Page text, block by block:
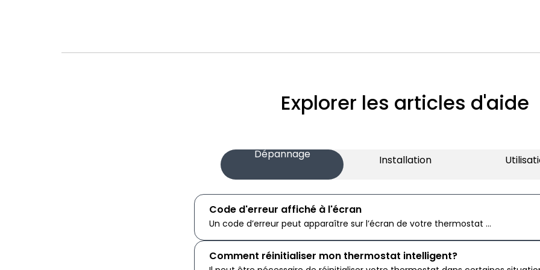
Explorer les articles d'aide
Dépannage Installation
Code d'erreur affiché à l'écran
Un code d’erreur peut apparaître sur l’écran de votre thermostat ...
Comment réinitialiser mon thermostat intelligent?